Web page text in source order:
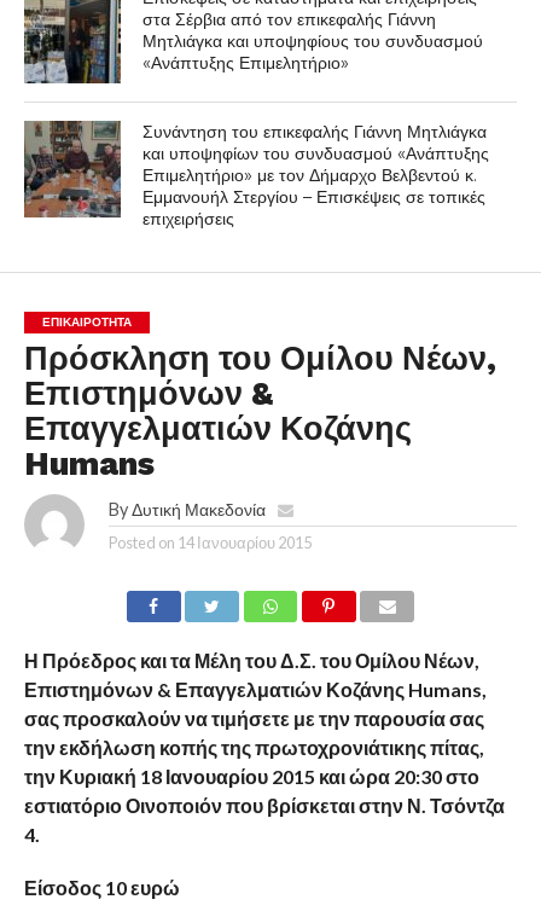
Επισκέψεις σε καταστήματα και επιχειρήσεις
στα Σέρβια από τον επικεφαλής Γιάννη
Μητλιάγκα και υποψηφίους του συνδυασμού
«Ανάπτυξης Επιμελητήριο»
Συνάντηση του επικεφαλής Γιάννη Μητλιάγκα
και υποψηφίων του συνδυασμού «Ανάπτυξης
Επιμελητήριο» με τον Δήμαρχο Βελβεντού κ.
επιχειρήσεις
ΕΠΙΚΑΙΡΟΤΗΤΑ
Πρόσκληση του Ομίλου Νέων,
Επιστημόνων &
Επαγγελματιών Κοζάνης
Humans
Posted on 14 Ιανουαρίου 2015
Η Πρόεδρος και τα Μέλη του Δ.Σ. του Ομίλου Νέων,
Επιστημόνων & Επαγγελματιών Κοζάνης Humans,
σας προσκαλούν να τιμήσετε με την παρουσία σας
την εκδήλωση κοπής της πρωτοχρονιάτικης πίτας,
την Κυριακή 18 Ιανουαρίου 2015 και ώρα 20:30 στο
4.